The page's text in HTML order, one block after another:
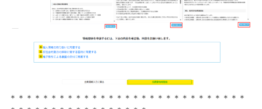
＊＊＊＊＊＊＊＊＊＊＊＊＊＊＊＊＊＊＊＊＊＊＊＊＊＊＊＊＊